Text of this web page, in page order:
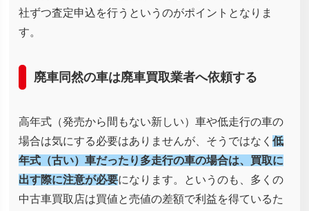
社ずつ査定申込を行うというのがポイントとなりま
す。
廃車同然の車は廃車買取業者へ依頼する
高年式（発売から間もない新しい）車や低走行の車の
場合は気にする必要はありませんが、そうではなく 低
年式（古い）車だったり多走行の車の場合は、買取に
出す際に注意が必要になります。というのも、多くの
中古車買取店は買値と売値の差額で利益を得ているた